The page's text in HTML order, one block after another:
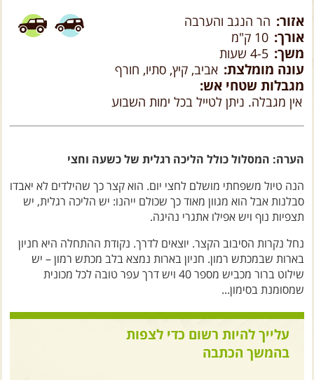
אודות יואב קווה והאתר שבילים
אזור: הר הנגב והערבה
אורך: 10 ק"מ
משך: 4-5 שעות
עונה מומלצת: אביב, קיץ, סתיו, חורף
מגבלות שטחי אש:
אין מגבלה. ניתן לטייל בכל ימות השבוע
הערה: המסלול כולל הליכה רגלית של כשעה וחצי
הנה טיול משפחתי מושלם לחצי יום. הוא קצר כך שהילדים לא יאבדו
סבלנות אבל הוא מגוון מאוד כך שכולם ייהנו: יש הליכה רגלית, יש
תצפיות נוף ויש אפילו אתגרי נהיגה.
נחל נקרות הסיבוב הקצר. יוצאים לדרך. נקודת ההתחלה היא חניון
בארות שבמכתש רמון. חניון בארות נמצא בלב מכתש רמון – יש
שילוט ברור מכביש מספר 40 ויש דרך עפר טובה לכל מכונית
שמסומנת בסימון...
עלייך להיות רשום כדי לצפות
בהמשך הכתבה